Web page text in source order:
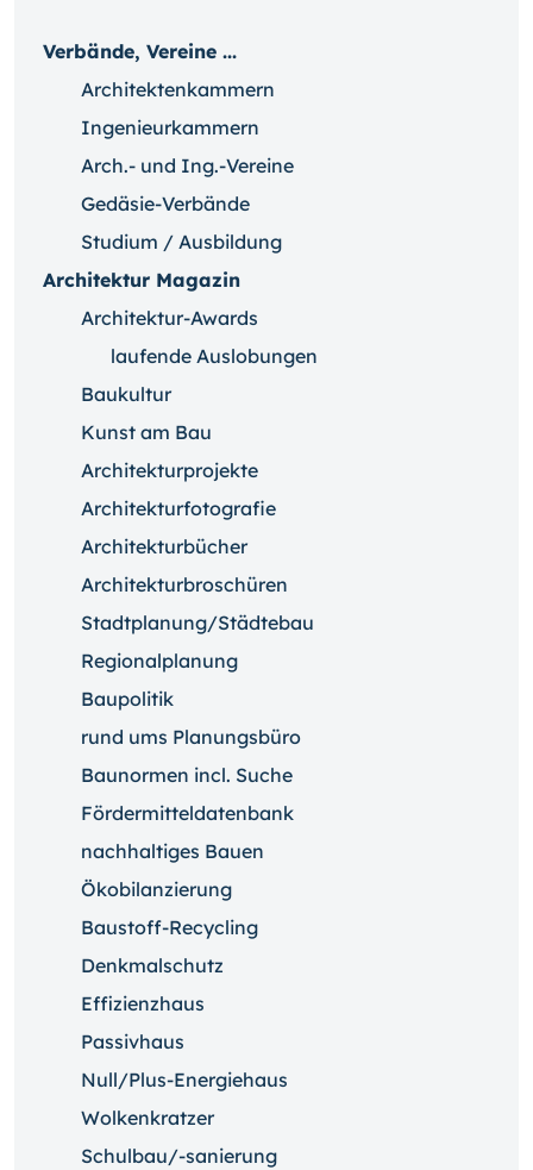
Verbände, Vereine ...
Architektenkammern
Ingenieurkammern
Arch.- und Ing.-Vereine
Gedäsie-Verbände
Studium / Ausbildung
Architektur Magazin
Architektur-Awards
laufende Auslobungen
Baukultur
Kunst am Bau
Architekturprojekte
Architekturfotografie
Architekturbücher
Architekturbroschüren
Stadtplanung/Städtebau
Regionalplanung
Baupolitik
rund ums Planungsbüro
Baunormen incl. Suche
Fördermitteldatenbank
nachhaltiges Bauen
Ökobilanzierung
Baustoff-Recycling
Denkmalschutz
Effizienzhaus
Passivhaus
Null/Plus-Energiehaus
Wolkenkratzer
Schulbau/-sanierung